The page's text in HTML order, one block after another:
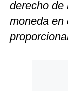
derecho de
moneda en